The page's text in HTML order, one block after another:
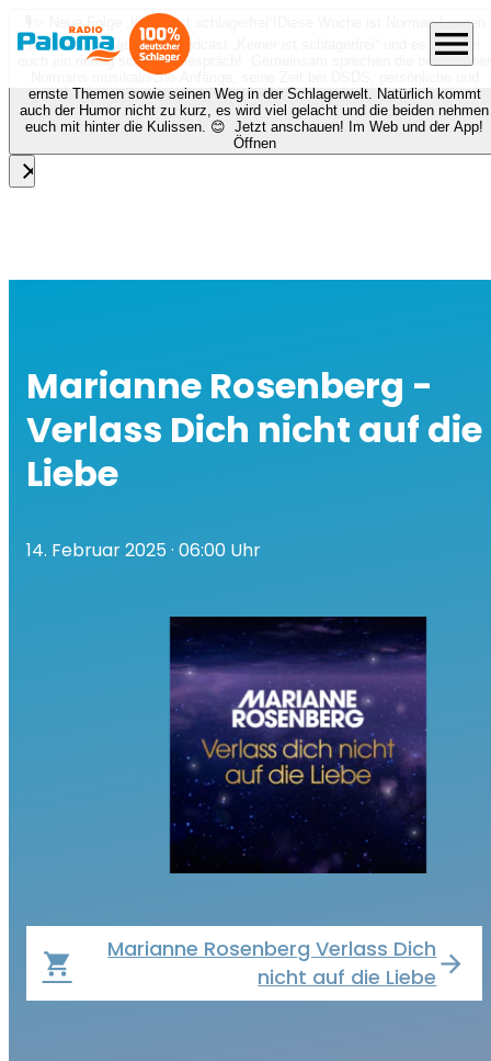
🎙️✨ Neue Folge „Keiner ist schlagerfrei“!
Diese Woche ist Norman Langen
bei Nora zu Gast beim Podcast „Keiner ist schlagerfrei“ und es erwartet
euch ein richtig schönes Gespräch! Gemeinsam sprechen die beiden über
Normans musikalische Anfänge, seine Zeit bei DSDS, persönliche und
ernste Themen sowie seinen Weg in der Schlagerwelt. Natürlich kommt
auch der Humor nicht zu kurz, es wird viel gelacht und die beiden nehmen
euch mit hinter die Kulissen. 😊 Jetzt anschauen! Im Web und der App!
Öffnen
close
menu
Marianne Rosenberg -
Verlass Dich nicht auf die
Liebe
14. Februar 2025· 06:00 Uhr
local_grocery_store
Marianne Rosenberg Verlass Dich
nicht auf die Liebe